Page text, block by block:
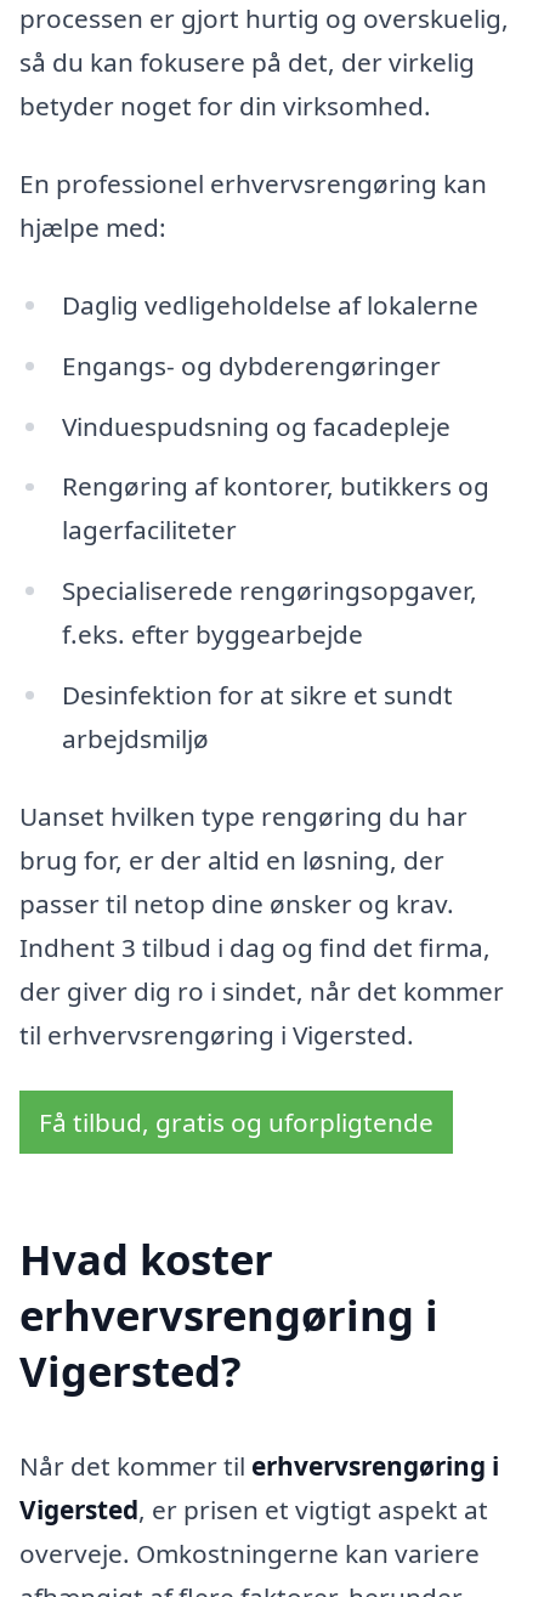
processen er gjort hurtig og overskuelig,
så du kan fokusere på det, der virkelig
betyder noget for din virksomhed.
En professionel erhvervsrengøring kan
hjælpe med:
Daglig vedligeholdelse af lokalerne
Engangs- og dybderengøringer
Vinduespudsning og facadepleje
Rengøring af kontorer, butikkers og
lagerfaciliteter
Specialiserede rengøringsopgaver,
f.eks. efter byggearbejde
Desinfektion for at sikre et sundt
arbejdsmiljø
Uanset hvilken type rengøring du har
brug for, er der altid en løsning, der
passer til netop dine ønsker og krav.
Indhent 3 tilbud i dag og find det firma,
der giver dig ro i sindet, når det kommer
til erhvervsrengøring i Vigersted.
Få tilbud, gratis og uforpligtende
Hvad koster
erhvervsrengøring i
Vigersted?
Når det kommer til erhvervsrengøring i
Vigersted, er prisen et vigtigt aspekt at
overveje. Omkostningerne kan variere